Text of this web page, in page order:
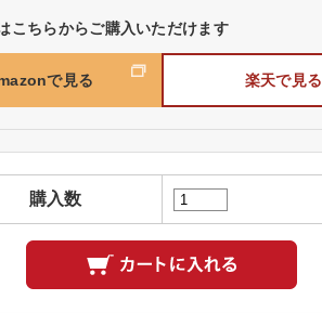
こちらからご購入いただけます
で見る 楽天で見る
購入数